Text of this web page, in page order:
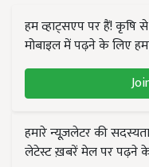
हम व्हाट्सएप पर हैं! कृषि
मोबाइल में पढ़ने के लिए
हमारे न्यूज़लेटर की
लेटेस्ट ख़बरें मेल पर पढ़ने